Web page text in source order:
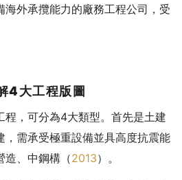
海外承攬能力的廠務工程公司，受
4大工程版圖
程，可分為4大類型。首先是土建
，需承受極重設備並具高度抗震能
造、中鋼構（2013）。